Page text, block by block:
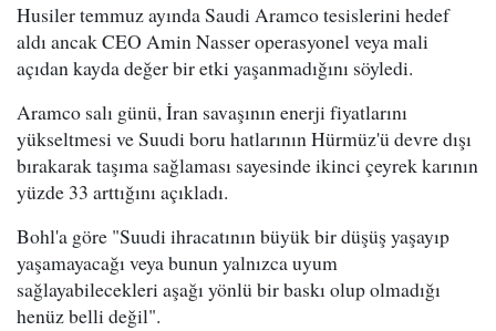
Husiler temmuz ayında Saudi Aramco tesislerini hedef
aldı ancak CEO Amin Nasser operasyonel veya mali
açıdan kayda değer bir etki yaşanmadığını söyledi.
Aramco salı günü, İran savaşının enerji fiyatlarını
yükseltmesi ve Suudi boru hatlarının Hürmüz'ü devre dışı
bırakarak taşıma sağlaması sayesinde ikinci çeyrek karının
yüzde 33 arttığını açıkladı.
Bohl'a göre "Suudi ihracatının büyük bir düşüş yaşayıp
yaşamayacağı veya bunun yalnızca uyum
sağlayabilecekleri aşağı yönlü bir baskı olup olmadığı
henüz belli değil".